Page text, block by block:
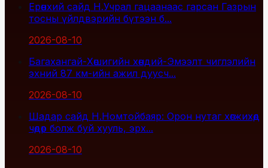
Ерөнхий сайд Н.Учрал гацаанаас гарсан Газрын
тосны үйлдвэрийн бүтээн б...
2026-08-10
Багахангай-Хөшигийн хөндий-Эмээлт чиглэлийн
эхний 87 км-ийн ажил дуусч...
2026-08-10
Шадар сайд Н.Номтойбаяр: Орон нутаг хөгжихөд
чөдөр болж буй хууль, эрх...
2026-08-10